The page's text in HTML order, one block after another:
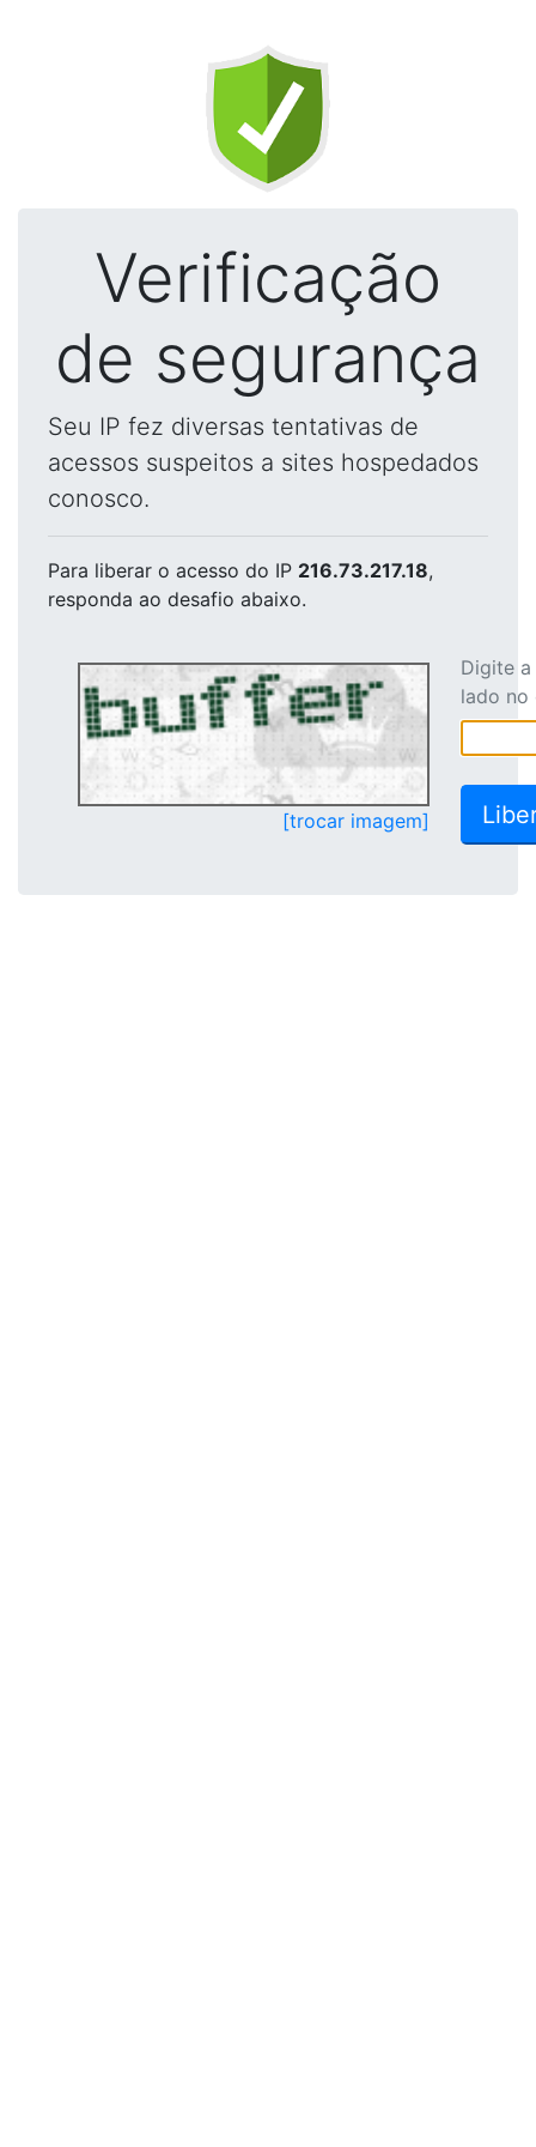
Verificação
de segurança
Seu IP fez diversas tentativas de
acessos suspeitos a sites hospedados
conosco.
Para liberar o acesso do IP 216.73.217.18,
responda ao desafio abaixo.
[trocar imagem]
Digite
lado no